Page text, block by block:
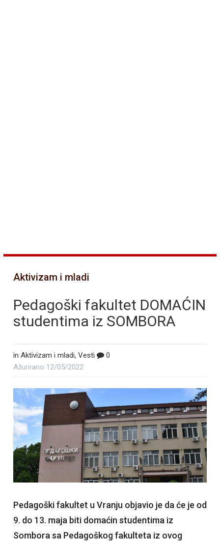
Aktivizam i mladi
Pedagoški fakultet DOMAĆIN
studentima iz SOMBORA
in Aktivizam i mladi, Vesti
0
Ažurirano 12/05/2022
Pedagoški fakultet u Vranju objavio je da će je od
9. do 13. maja biti domaćin studentima iz
Sombora sa Pedagoškog fakulteta iz ovog